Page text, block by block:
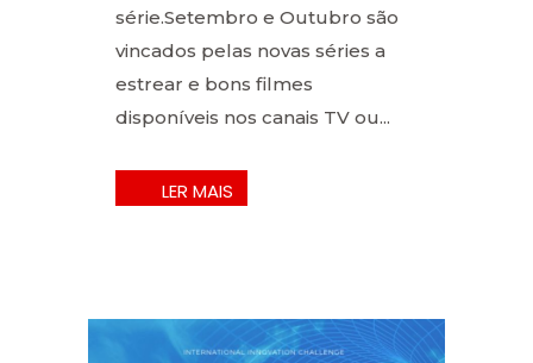
série.Setembro e Outubro são
vincados pelas novas séries a
estrear e bons filmes
disponíveis nos canais TV ou...